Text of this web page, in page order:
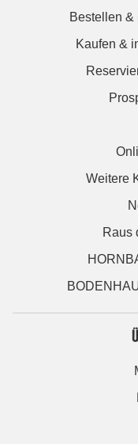
Bestellen &
Kaufen &
Weitere
Raus